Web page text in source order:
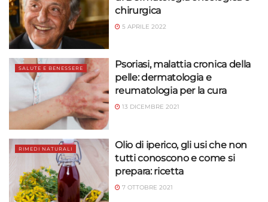
chirurgica
5 APRILE 2022
SALUTE E BENESSERE
Psoriasi, malattia cronica della
pelle: dermatologia e
reumatologia per la cura
13 DICEMBRE 2021
RIMEDI NATURALI
Olio di iperico, gli usi che non
tutti conoscono e come si
prepara: ricetta
7 OTTOBRE 2021